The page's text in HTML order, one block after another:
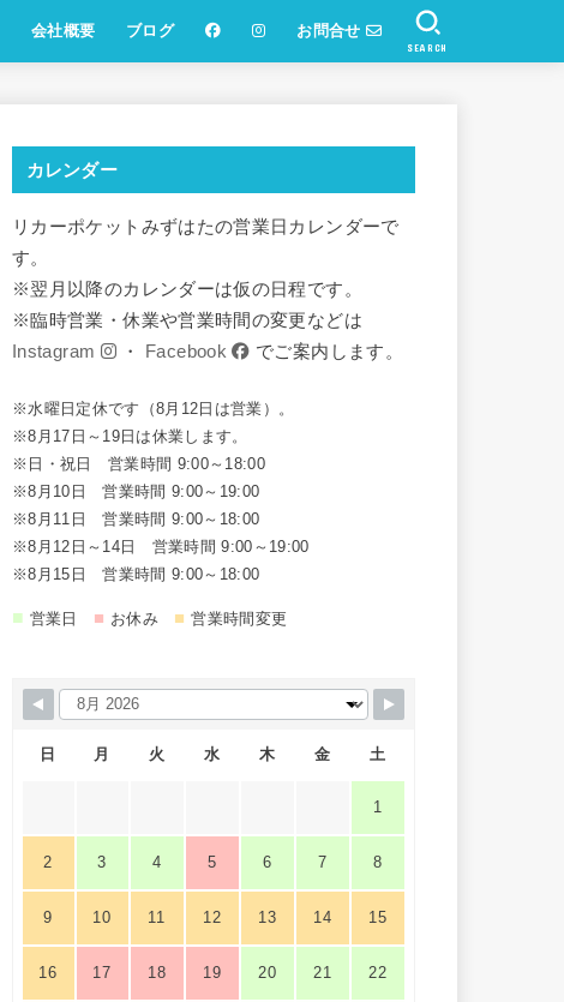
会社概要 ブログ お問合せ
SEARCH
カレンダー
リカーポケットみずはたの営業日カレンダーで
す。
※翌月以降のカレンダーは仮の日程です。
※臨時営業・休業や営業時間の変更などは
Instagram
・ Facebook でご案内します。
※水曜日定休です（8月12日は営業）。
※8月17日～19日は休業します。
※日・祝日 営業時間 9:00～18:00
※8月10日 営業時間 9:00～19:00
※8月11日 営業時間 9:00～18:00
※8月12日～14日 営業時間 9:00～19:00
※8月15日 営業時間 9:00～18:00
■ 営業日 ■ お休み ■ 営業時間変更
日 月 火 水 木 金 土
1
2 3 4 5 6 7 8
9 10 11 12 13 14 15
16 17 18 19 20 21 22